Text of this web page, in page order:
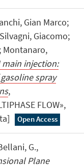
Gian Marco;
Giacomo;
Montanaro,
main injection:
spray
,
FLOW»,
Open Access
G.,
Plane